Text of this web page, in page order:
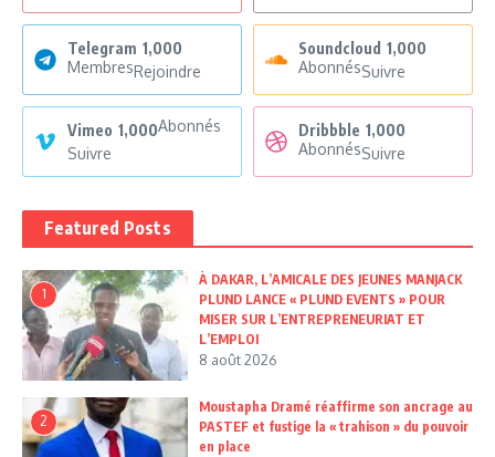
Telegram 1,000
MembresRejoindre
Soundcloud 1,000
AbonnésSuivre
Vimeo 1,000Abonnés
Suivre
Dribbble 1,000
AbonnésSuivre
Featured Posts
1
À DAKAR, L’AMICALE DES JEUNES MANJACK
PLUND LANCE « PLUND EVENTS » POUR
MISER SUR L’ENTREPRENEURIAT ET
L’EMPLOI
8 août 2026
2
Moustapha Dramé réaffirme son ancrage au
PASTEF et fustige la « trahison » du pouvoir
en place